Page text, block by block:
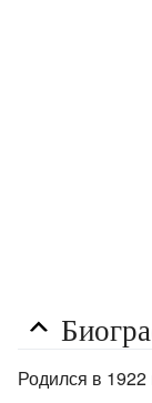
Родился в 1922